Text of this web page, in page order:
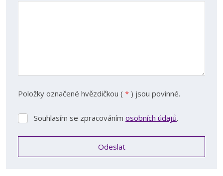
Položky označené hvězdičkou ( * ) jsou povinné.
Souhlasím
zpracováním
údajů.
Souhlasím se zpracováním osobních údajů.
Odeslat